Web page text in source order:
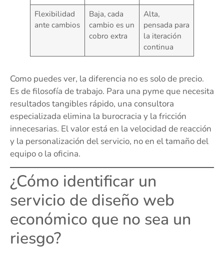
Flexibilidad
ante cambios
Baja, cada
cambio es un
cobro extra
Alta,
pensada para
la iteración
continua
Como puedes ver, la diferencia no es solo de precio.
Es de filosofía de trabajo. Para una pyme que necesita
resultados tangibles rápido, una consultora
especializada elimina la burocracia y la fricción
innecesarias. El valor está en la velocidad de reacción
y la personalización del servicio, no en el tamaño del
equipo o la oficina.
¿Cómo identificar un
servicio de diseño web
económico que no sea un
riesgo?